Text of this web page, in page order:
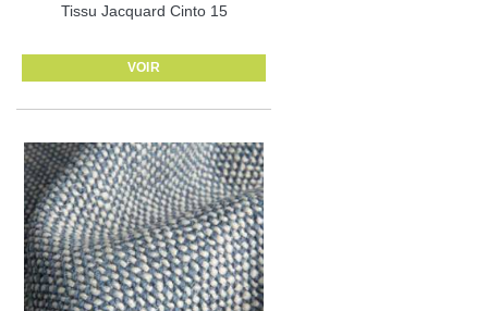
Tissu Jacquard Cinto 15
VOIR